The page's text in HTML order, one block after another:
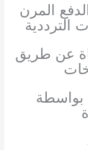
المرن
الترددية
عن طريق
بواسطة